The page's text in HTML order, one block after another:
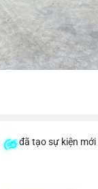
đã tạo sự kiện mới